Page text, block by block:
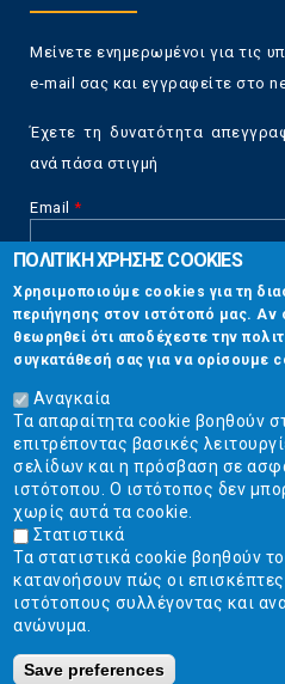
Μείνετε ενημερωμένοι για τις
e-mail σας και εγγραφείτε στο
Έχετε τη δυνατότητα
ανά πάσα στιγμή
Email *
CAPTCHA
This
question is
for testing
whether or
not you are a
human visitor
and to
prevent
automated
spam
submissions.
5+2
Επικοινωνία
Στουρνάρη 17, Αθήνα 10683
2103304444
info@ekpizo.gr
www.ekpizo.gr
Δευ - Πεμ:10:00 πμ - 2:00 μμ
Σάβ - Κυρ: Κλειστά
ΠΟΛΙΤΙΚΗ ΧΡΗΣΗΣ COOKIES
Χρησιμοποιούμε cookies για τη
περιήγησης στον ιστότοπό μας. Αν
θεωρηθεί ότι αποδέχεστε την
συγκατάθεσή σας για να ορίσουμε
Αναγκαία
Τα απαραίτητα cookie βοηθούν
επιτρέποντας βασικές
σελίδων και η πρόσβαση σε
ιστότοπου. Ο ιστότοπος δεν
χωρίς αυτά τα cookie.
Στατιστικά
Τα στατιστικά cookie βοηθούν
κατανοήσουν πώς οι
ιστότοπους συλλέγοντας και
ανώνυμα.
Save preferences